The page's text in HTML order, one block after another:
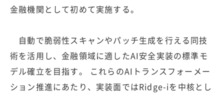
金融機関として初めて実施する。
自動で脆弱性スキャンやパッチ生成を行える同技
術を活用し、金融領域に適したAI安全実装の標準モ
デル確立を目指す。 これらのAIトランスフォーメー
ション推進にあたり、実装面ではRidge-iを中核とし